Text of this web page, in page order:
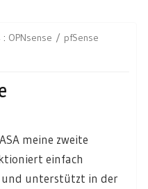
: OPNsense
pfSense
meine zweite
einfach
und unterstützt in der